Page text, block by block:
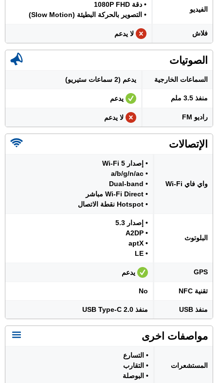
الفيديو
• دقة 1080P FHD
• التصوير بالحركة البطيئة (Slow Motion)
فلاش لا يدعم
الصوتيات
السماعات الخارجية يدعم (2 سماعات ستيريو)
منفذ 3.5 ملم يدعم
راديو FM لا يدعم
الإتصالات
واي فاي Wi-Fi
• إصدار Wi-Fi 5
• a/b/g/n/ac
• Dual-band
• Wi-Fi Direct مباشر
• Hotspot نقطة الاتصال
البلوتوث
• إصدار 5.3
• A2DP
• aptX
• LE
GPS يدعم
تقنية NFC No
منفذ USB منفذ USB Type-C 2.0
مواصفات اخرى
المستشعرات
• التسارع
• التقارب
• البوصلة